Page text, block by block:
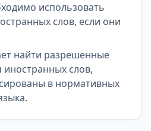
использовать
слов, если они
найти разрешенные
иностранных слов,
в нормативных